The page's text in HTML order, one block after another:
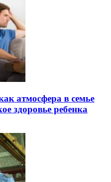
атмосфера в семье
здоровье ребенка